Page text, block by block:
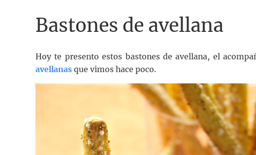
Bastones de avellana
Hoy te presento estos bastones de avellana, el
avellanas que vimos hace poco.